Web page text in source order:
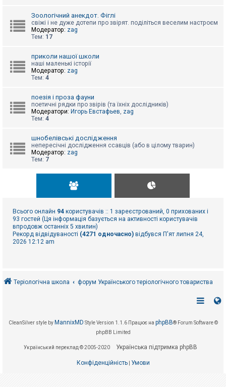
Зоологічний анекдот. Фіглі
свіжі і не дуже дотепи про звірят. поділіться веселим настроєм
Модератор: zag
Тем: 17
приколи нашої школи
наші маленькі історії
Модератор: zag
Тем: 4
поезія і проза фауни
поетичні рядки про звірів (та їхніх дослідників)
Модератори: Игорь Евстафьев, zag
Тем: 4
шнобелівські дослідження
непересічні дослідження ссавців (або в цілому тварин)
Модератор: zag
Тем: 7
Всього онлайн 94 користувачів :: 1 зареєстрований, 0 прихованих і
93 гостей (Ця інформація базується на активності користувачів
впродовж останніх 5 хвилин)
Рекорд відвідуваності (4271 одночасно) відбувся П'ят липня 24,
2026 12:12 am
Теріологічна школа форум Українського теріологічного товариства
CleanSilver style by MannixMD Style Version 1.1.6 Працює на phpBB® Forum Software ©
phpBB Limited
Український переклад © 2005-2020 Українська підтримка phpBB
Конфіденційність| Умови